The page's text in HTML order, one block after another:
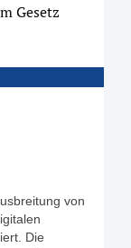
Gesetz
von
Die